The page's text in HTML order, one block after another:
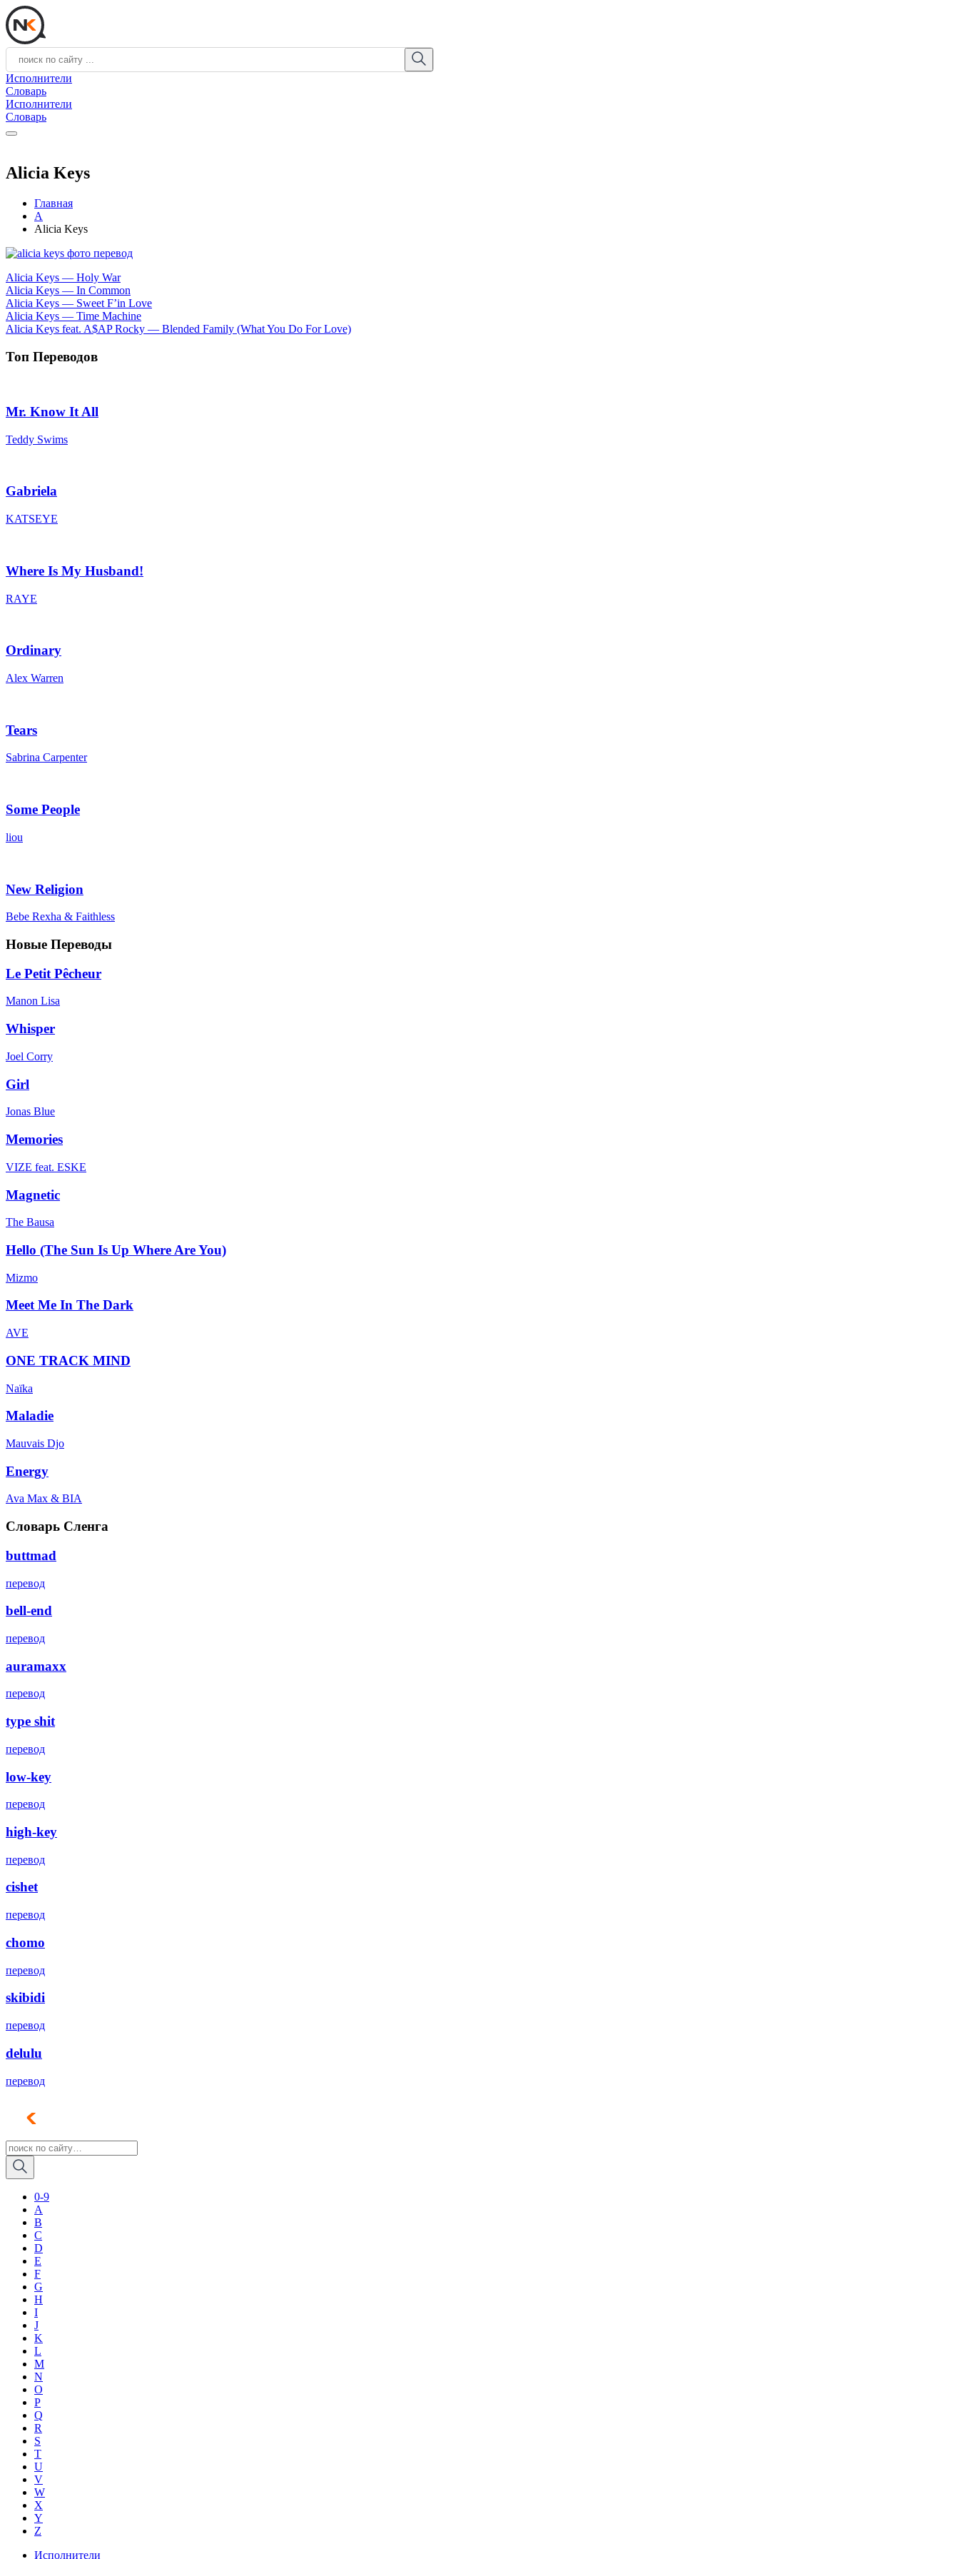
Исполнители
Словарь
Исполнители
Словарь
Alicia Keys
Главная
A
Alicia Keys
Alicia Keys — Holy War
Alicia Keys — In Common
Alicia Keys — Sweet F’in Love
Alicia Keys — Time Machine
Alicia Keys feat. A$AP Rocky — Blended Family (What You Do For Love)
Топ Переводов
Mr. Know It All
Teddy Swims
Gabriela
KATSEYE
Where Is My Husband!
RAYE
Ordinary
Alex Warren
Tears
Sabrina Carpenter
Some People
liou
New Religion
Bebe Rexha & Faithless
Новые Переводы
Le Petit Pêcheur
Manon Lisa
Whisper
Joel Corry
Girl
Jonas Blue
Memories
VIZE feat. ESKE
Magnetic
The Bausa
Hello (The Sun Is Up Where Are You)
Mizmo
Meet Me In The Dark
AVE
ONE TRACK MIND
Naïka
Maladie
Mauvais Djo
Energy
Ava Max & BIA
Словарь Сленга
buttmad
перевод
bell-end
перевод
auramaxx
перевод
type shit
перевод
low-key
перевод
high-key
перевод
cishet
перевод
chomo
перевод
skibidi
перевод
delulu
перевод
0-9
A
B
C
D
E
F
G
H
I
J
K
L
M
N
O
P
Q
R
S
T
U
V
W
X
Y
Z
Исполнители